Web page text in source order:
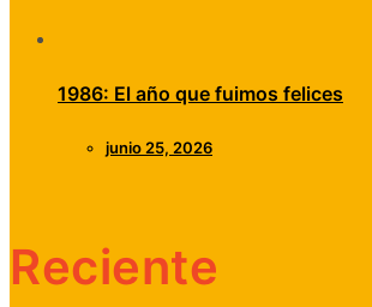
1986: El año que fuimos felices
junio 25, 2026
Reciente